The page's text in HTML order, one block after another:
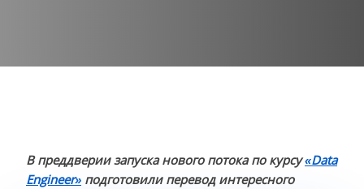
В преддверии запуска нового потока по курсу«Data
Engineer» подготовили перевод интересного